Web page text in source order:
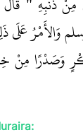
وَالأَمْرُ عَلَى
وَصَدْرًا مِنْ